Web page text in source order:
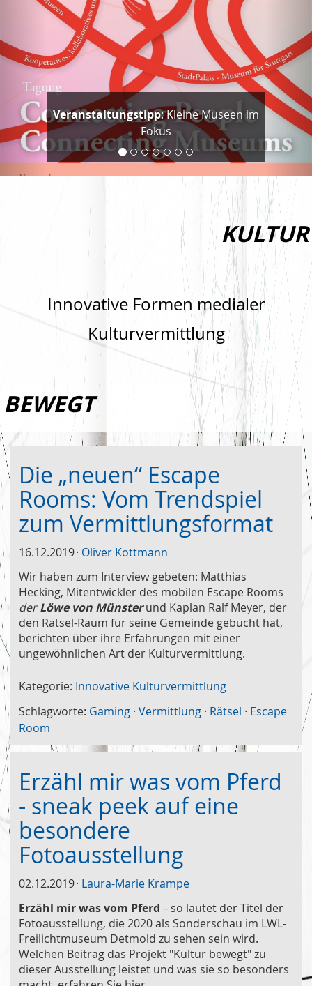
Veranstaltungstipp: Kleine Museen im
Fokus
KULTUR
Innovative Formen medialer
Kulturvermittlung
BEWEGT
Die „neuen“ Escape
Rooms: Vom Trendspiel
zum Vermittlungsformat
16.12.2019 Oliver Kottmann
Wir haben zum Interview gebeten: Matthias
Hecking, Mitentwickler des mobilen Escape Rooms
derLöwe von Münsterund Kaplan Ralf Meyer, der
den Rätsel-Raum für seine Gemeinde gebucht hat,
berichten über ihre Erfahrungen mit einer
ungewöhnlichen Art der Kulturvermittlung.
Kategorie: Innovative Kulturvermittlung
Schlagworte: Gaming · Vermittlung · Rätsel · Escape
Room
Erzähl mir was vom Pferd
- sneak peek auf eine
besondere
Fotoausstellung
02.12.2019 Laura-Marie Krampe
Erzähl mir was vom Pferd – so lautet der Titel der
Fotoausstellung, die 2020 als Sonderschau im LWL-
Freilichtmuseum Detmold zu sehen sein wird.
Welchen Beitrag das Projekt "Kultur bewegt" zu
dieser Ausstellung leistet und was sie so besonders